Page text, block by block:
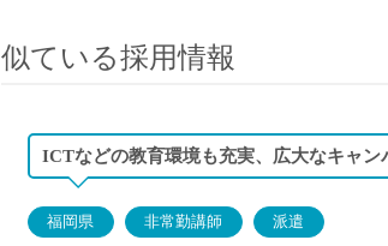
保健体育教員
ICT支援員
実習助手
司書
似ている採用情報
ICTなどの教育環境も充実、広大なキャン
福岡県 非常勤講師 派遣